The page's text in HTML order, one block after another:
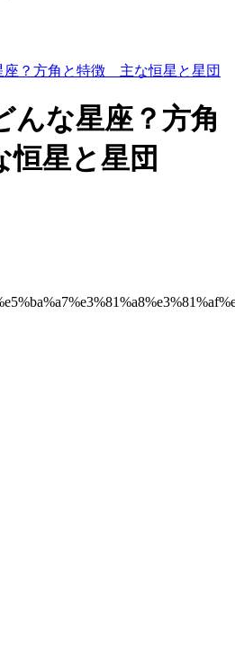
座？方角と特徴 主な恒星と星団
んな星座？方角
星と星団